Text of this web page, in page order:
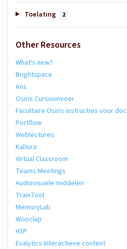
Toelating 2
Other Resources
What's new?
Brightspace
Ans
Osiris Cursusinvoer
Facultaire Osiris instructies voor
Portflow
Weblectures
Kaltura
Virtual Classroom
Teams Meetings
Audiovisuele middelen
TrainTool
MemoryLab
Wooclap
H5P
Evalytics Interactieve content